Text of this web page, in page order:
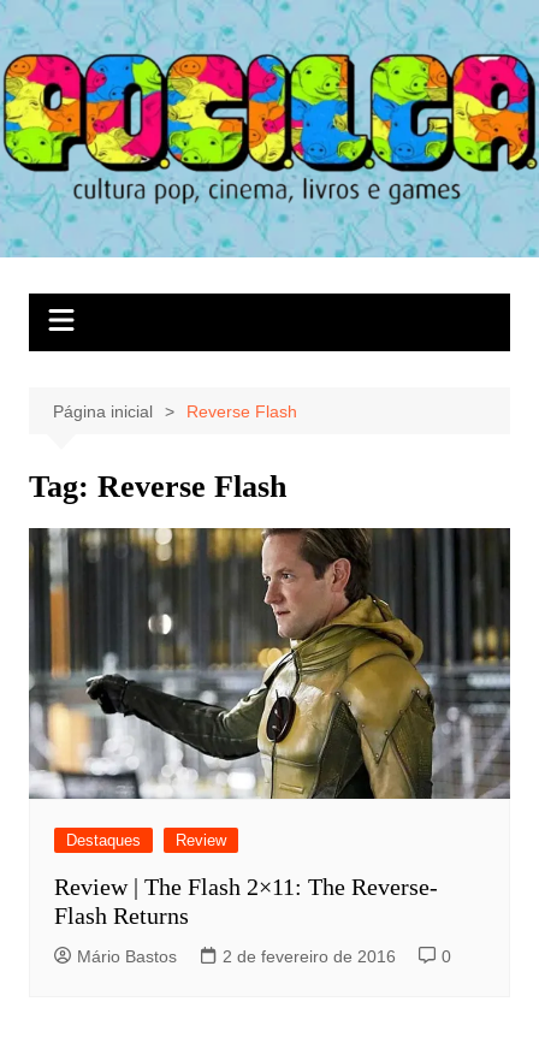
Ir
para
o
conteúdo
Página inicial Reverse Flash
Tag: Reverse Flash
Destaques Review
Review | The Flash 2×11: The Reverse-
Flash Returns
Mário Bastos 2 de fevereiro de 2016 0